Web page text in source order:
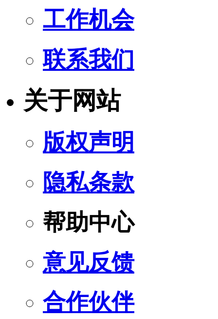
工作机会
联系我们
关于网站
版权声明
隐私条款
帮助中心
意见反馈
合作伙伴